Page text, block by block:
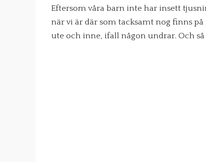
Eftersom våra barn inte har insett
när vi är där som tacksamt nog finns
ute och inne, ifall någon undrar. Och